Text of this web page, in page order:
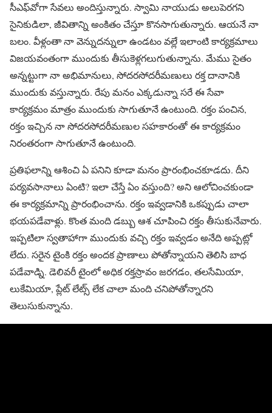
సీఎఫ్‌వోగా సేవలు అందిస్తున్నారు. స్వామి నాయుడు అలుపెరగని
సైనికుడిలా, జీవితాన్ని అంకితం చేస్తూ కొనసాగుతున్నారు. ఆయనే నా
బలం. వీళ్లంతా నా వెన్నుదన్నులా ఉండటం వల్లే ఇలాంటి కార్యక్రమాలు
విజయవంతంగా ముందుకు తీసుకెళ్లగలుగుతున్నాను. మేము సైతం
అన్నట్టుగా నా అభిమానులు, సోదరసోదరీమణులు రక్త దానానికి
ముందుకు వస్తున్నారు. రేపు మనం ఎక్కడున్నా సరే ఈ సేవా
కార్యక్రమం మాత్రం ముందుకు సాగుతూనే ఉంటుంది. రక్తం పంచిన,
రక్తం ఇచ్చిన నా సోదరసోదరీమణుల సహకారంతో ఈ కార్యక్రమం
నిరంతరంగా సాగుతూనే ఉంటుంది.
ప్రతిఫలాన్ని ఆశించి ఏ పనిని కూడా మనం ప్రారంభించకూడదు. దీని
పర్యవసానాలు ఏంటి? ఇలా చేస్తే ఏం వస్తుంది? అని ఆలోచించకుండా
ఈ కార్యక్రమాన్ని ప్రారంభించాను. రక్తం ఇవ్వడానికి ఒకప్పుడు చాలా
భయపడేవాళ్లు. కొంత మంది డబ్బు ఆశ చూపించి రక్తం తీసుకునేవారు.
ఇప్పటిలా స్వతాహాగా ముందుకు వచ్చి రక్తం ఇవ్వడం అనేది అప్పట్లో
లేదు. సరైన టైంకి రక్తం అందక ప్రాణాలు పోతోన్నాయని తెలిసి బాధ
పడేవాడ్ని. డెలివరీ టైంలో అధిక రక్తస్రావం జరగడం, తలసేమియా,
లుకేమియా, ప్లేట్ లేట్స్ లేక చాలా మంది చనిపోతోన్నారని
తెలుసుకున్నాను.